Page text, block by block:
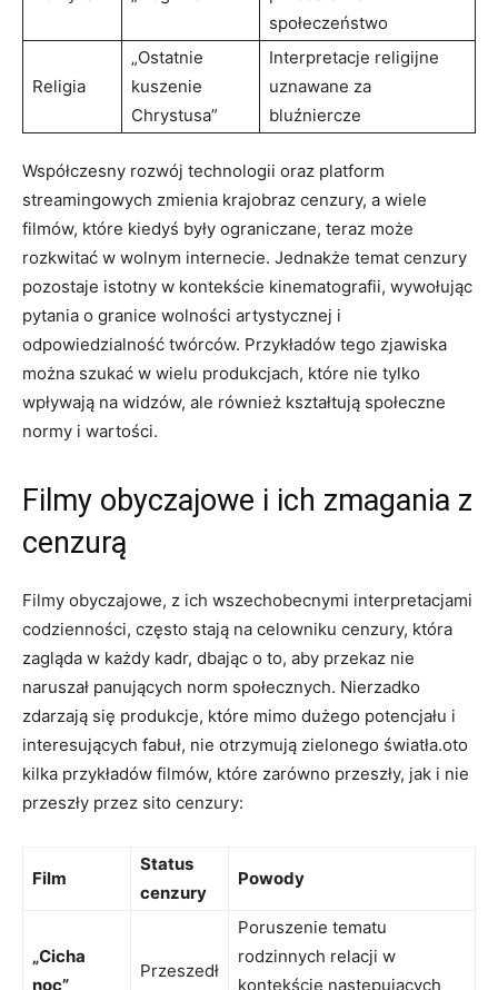
społeczeństwo
Religia
„Ostatnie
kuszenie
‍Chrystusa”
Interpretacje religijne‍
uznawane za
bluźniercze
Współczesny⁣ rozwój technologii oraz platform
streamingowych zmienia krajobraz cenzury, a wiele
‌filmów, które kiedyś były ​ograniczane, teraz może
rozkwitać w wolnym internecie. Jednakże temat cenzury
pozostaje ⁤istotny ​w kontekście kinematografii, wywołując
pytania o granice wolności⁣ artystycznej i
odpowiedzialność twórców. Przykładów tego zjawiska
można szukać w wielu produkcjach, które‍ nie tylko
wpływają na widzów, ale również ‍kształtują społeczne
normy i wartości.
Filmy obyczajowe ‌i‌ ich zmagania z
cenzurą
Filmy obyczajowe, z​ ich wszechobecnymi interpretacjami
codzienności, często ⁢stają na celowniku cenzury,‍ która
zagląda w każdy kadr, dbając ‌o to, aby przekaz nie
naruszał panujących norm społecznych. Nierzadko
zdarzają się produkcje, które mimo dużego potencjału i
interesujących fabuł, ​nie otrzymują zielonego światła.oto
kilka przykładów filmów,‌ które zarówno przeszły, jak i nie
przeszły przez sito cenzury:
Film
Status
cenzury
Powody
„Cicha
noc”
Przeszedł
Poruszenie tematu‍
rodzinnych relacji w
kontekście następujących